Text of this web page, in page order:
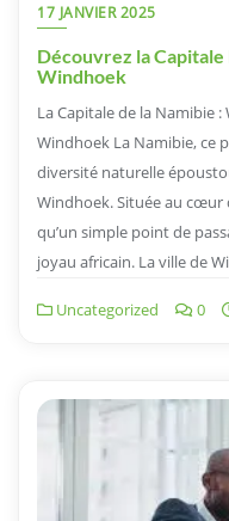
17 JANVIER 2025
Découvrez la Capitale
Windhoek
La Capitale de la Namibie
Windhoek La Namibie, ce
diversité naturelle
Windhoek. Située au cœur
qu’un simple point de
joyau africain. La ville de
Uncategorized 0